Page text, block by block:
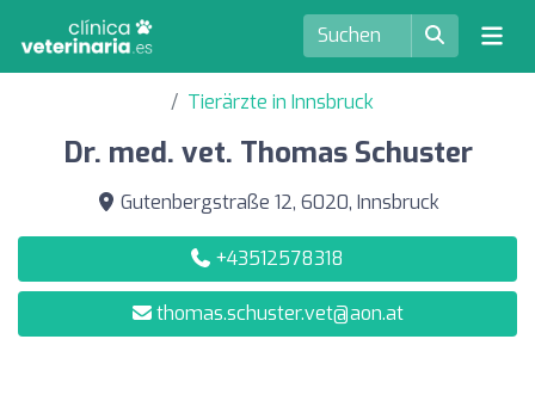
Tierärzte in Innsbruck
Dr. med. vet. Thomas Schuster
Gutenbergstraße 12, 6020, Innsbruck
+43512578318
thomas.schuster.vet@aon.at